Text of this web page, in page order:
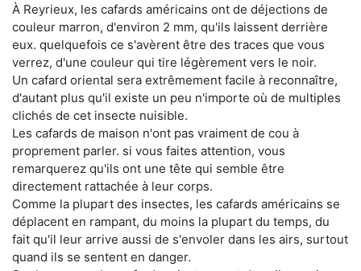
À Reyrieux, les cafards américains ont de déjections de
couleur marron, d'environ 2 mm, qu'ils laissent derrière
eux. quelquefois ce s'avèrent être des traces que vous
verrez, d'une couleur qui tire légèrement vers le noir.
Un cafard oriental sera extrêmement facile à reconnaître,
d'autant plus qu'il existe un peu n'importe où de multiples
clichés de cet insecte nuisible.
Les cafards de maison n'ont pas vraiment de cou à
proprement parler. si vous faites attention, vous
remarquerez qu'ils ont une tête qui semble être
directement rattachée à leur corps.
Comme la plupart des insectes, les cafards américains se
déplacent en rampant, du moins la plupart du temps, du
fait qu'il leur arrive aussi de s'envoler dans les airs, surtout
quand ils se sentent en danger.